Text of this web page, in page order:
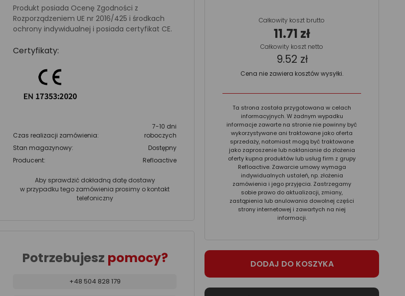
Produkt posiada Ocenę Zgodności z
Rozporządzeniem UE nr 2016/425 i środkach
ochrony indywidualnej i posiada certyfikat CE.
Certyfikaty:
Czas realizacji zamówienia:
7-10 dni
roboczych
Stan magazynowy:
Dostępny
Producent:
Refloactive
Aby sprawdzić dokładną datę dostawy
w przypadku tego zamówienia prosimy o kontakt
telefoniczny
Potrzebujesz pomocy?
+48 504 828 179
Całkowity koszt brutto
11.71 zł
Całkowity koszt netto
9.52 zł
Cena nie zawiera kosztów wysyłki.
Ta strona została przygotowana w celach
informacyjnych. W żadnym wypadku
informacje zawarte na stronie nie powinny być
wykorzystywane ani traktowane jako oferta
sprzedaży, natomiast mogą być traktowane
jako zaproszenie lub nakłanianie do złożenia
oferty kupna produktów lub usług firm z grupy
Refloactive. Zawarcie umowy wymaga
indywidualnych ustaleń, np. złożenia
zamówienia i jego przyjęcia. Zastrzegamy
sobie prawo do aktualizacji, zmiany,
zastąpienia lub anulowania dowolnej części
strony internetowej i zawartych na niej
informacji.